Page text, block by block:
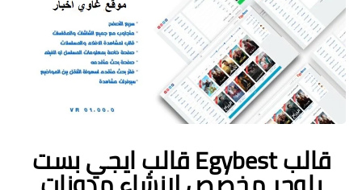
قالب ايجي بست Egybest قالب